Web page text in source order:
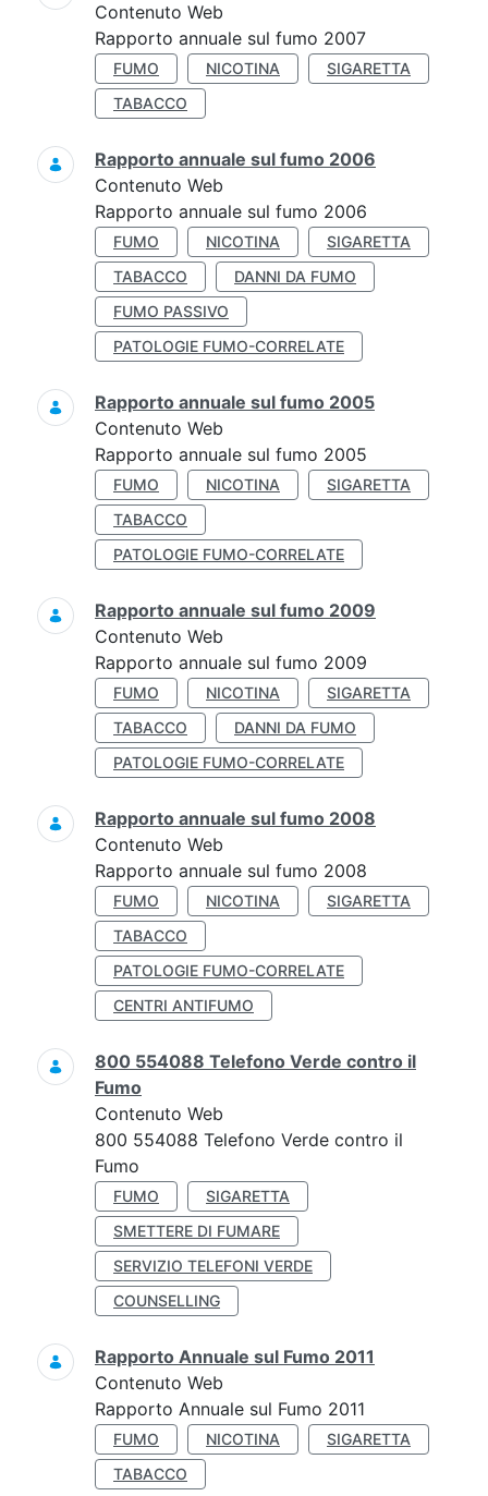
Contenuto Web
Rapporto annuale sul fumo 2007
FUMO NICOTINA
SIGARETTA
TABACCO
Rapporto annuale sul fumo 2006
Contenuto Web
Rapporto annuale sul fumo 2006
FUMO NICOTINA
SIGARETTA
TABACCO
DANNI DA FUMO
FUMO PASSIVO
PATOLOGIE FUMO-CORRELATE
Rapporto annuale sul fumo 2005
Contenuto Web
Rapporto annuale sul fumo 2005
FUMO NICOTINA
SIGARETTA
TABACCO
PATOLOGIE FUMO-CORRELATE
Rapporto annuale sul fumo 2009
Contenuto Web
Rapporto annuale sul fumo 2009
FUMO NICOTINA
SIGARETTA
TABACCO
DANNI DA FUMO
PATOLOGIE FUMO-CORRELATE
Rapporto annuale sul fumo 2008
Contenuto Web
Rapporto annuale sul fumo 2008
FUMO NICOTINA
SIGARETTA
TABACCO
PATOLOGIE FUMO-CORRELATE
CENTRI ANTIFUMO
800 554088 Telefono Verde contro il
Fumo
Contenuto Web
800 554088 Telefono Verde contro il
Fumo
FUMO
SIGARETTA
SMETTERE DI FUMARE
SERVIZIO TELEFONI VERDE
COUNSELLING
Rapporto Annuale sul Fumo 2011
Contenuto Web
Rapporto Annuale sul Fumo 2011
FUMO NICOTINA
SIGARETTA
TABACCO